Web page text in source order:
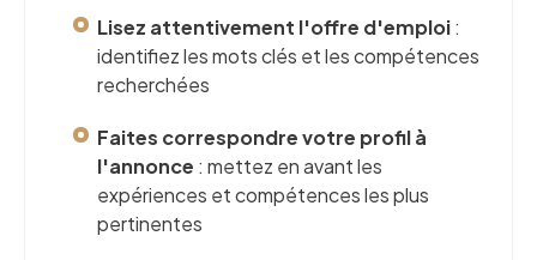
Lisez attentivement l'offre d'emploi:
identifiez les mots clés et les compétences
recherchées
Faites correspondre votre profil à
l'annonce : mettez en avant les
expériences et compétences les plus
pertinentes